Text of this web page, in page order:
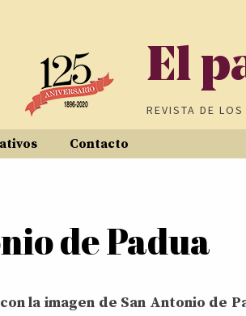
El
REVISTA DE LOS
Contacto
de Padua
la imagen de San Antonio de